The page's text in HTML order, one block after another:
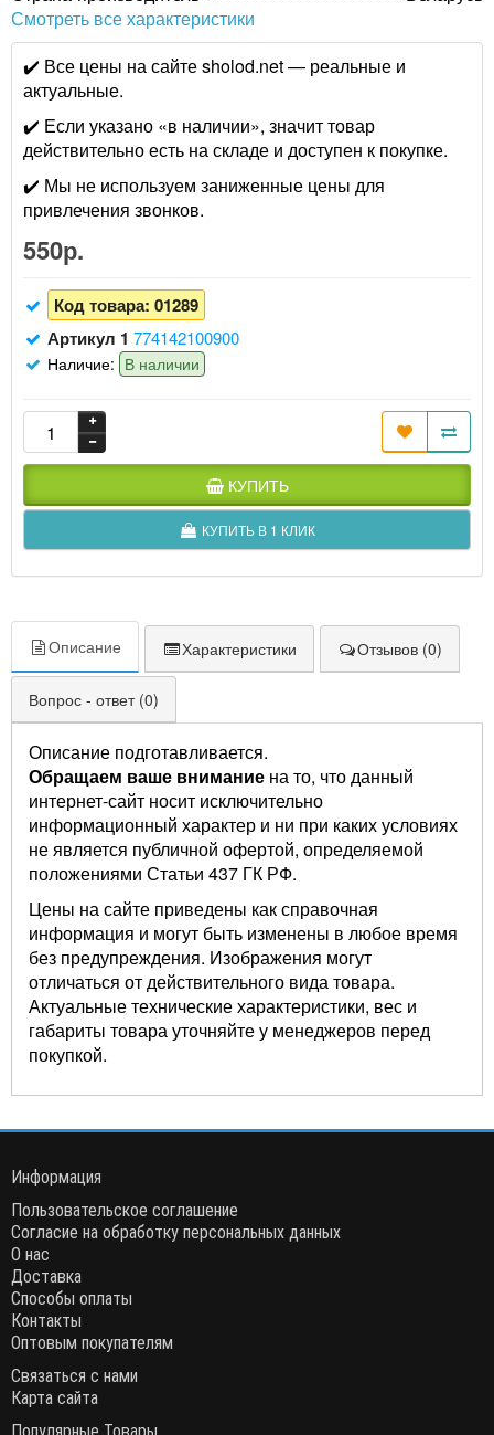
Смотреть все характеристики
✔️ Все цены на сайте sholod.net — реальные и
актуальные.
✔️ Если указано «в наличии», значит товар
действительно есть на складе и доступен к покупке.
✔️ Мы не используем заниженные цены для
привлечения звонков.
550р.
Код товара: 01289
Артикул 1 774142100900
Наличие: В наличии
КУПИТЬ
КУПИТЬ В 1 КЛИК
Описание Характеристики Отзывов (0)
Вопрос - ответ (0)
Описание подготавливается.
Обращаем ваше внимание на то, что данный
интернет-сайт носит исключительно
информационный характер и ни при каких условиях
не является публичной офертой, определяемой
положениями Статьи 437 ГК РФ.
Цены на сайте приведены как справочная
информация и могут быть изменены в любое время
без предупреждения. Изображения могут
отличаться от действительного вида товара.
Актуальные технические характеристики, вес и
габариты товара уточняйте у менеджеров перед
покупкой.
Информация
Пользовательское соглашение
Согласие на обработку персональных данных
О нас
Доставка
Способы оплаты
Контакты
Оптовым покупателям
Связаться с нами
Карта сайта